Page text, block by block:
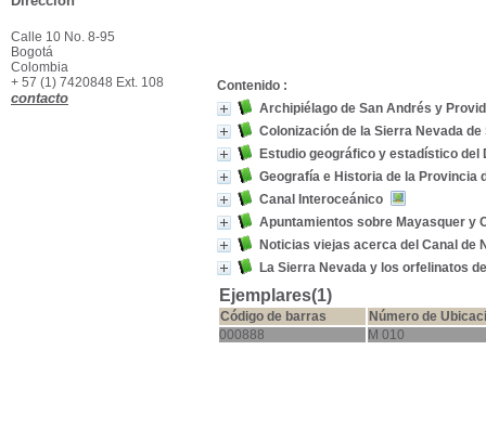
Contenido :
Archipiélago de San Andrés y
Colonización de la Sierra Nevada de
Estudio geográfico y estadístico del
Geografía e Historia de la Provincia
Canal Interoceánico
Apuntamientos sobre Mayasquer y
Noticias viejas acerca del Canal de
La Sierra Nevada y los orfelinatos
Ejemplares(1)
Código de barras
Número de
000888
M 010
Calle 10 No. 8-95
Bogotá
Colombia
+ 57 (1) 7420848 Ext. 108
contacto